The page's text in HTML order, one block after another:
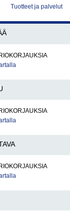
Tuotteet ja palvelut